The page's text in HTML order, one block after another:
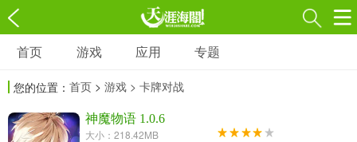
游戏
3697款应用
1597款应用
首页 游戏 应用 专题
您的位置： 首页 > 游戏 > 卡牌对战
神魔物语 1.0.6
大小：218.42MB